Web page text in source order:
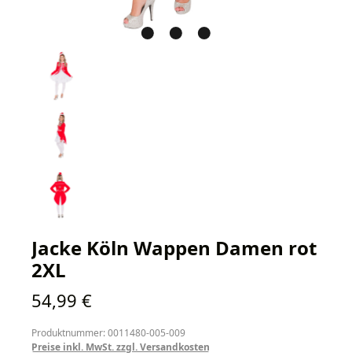
Jacke Köln Wappen Damen rot
2XL
Regulärer Preis:
54,99 €
Produktnummer: 0011480-005-009
Preise inkl. MwSt. zzgl. Versandkosten